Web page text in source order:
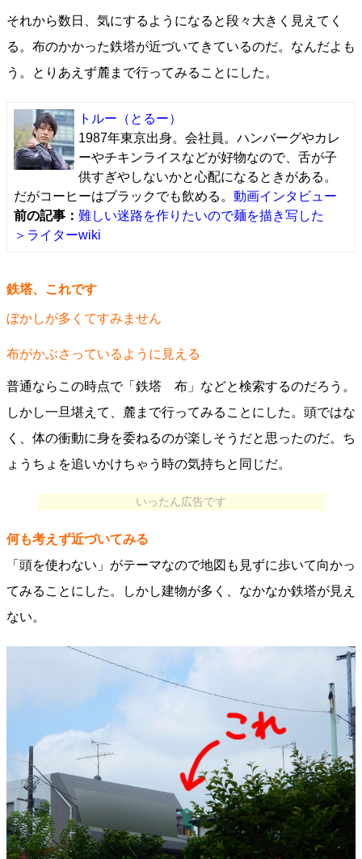
それから数日、気にするようになると段々大きく見えてく
る。布のかかった鉄塔が近づいてきているのだ。なんだよも
う。とりあえず麓まで行ってみることにした。
トルー （とるー）
1987年東京出身。会社員。ハンバーグやカレ
ーやチキンライスなどが好物なので、舌が子
供すぎやしないかと心配になるときがある。
だがコーヒーはブラックでも飲める。 動画インタビュー
前の記事： 難しい迷路を作りたいので麺を描き写した
＞ライターwiki
鉄塔、これです
ぼかしが多くてすみません
布がかぶさっているように見える
普通ならこの時点で「鉄塔 布」などと検索するのだろう。
しかし一旦堪えて、麓まで行ってみることにした。頭ではな
く、体の衝動に身を委ねるのが楽しそうだと思ったのだ。ち
ょうちょを追いかけちゃう時の気持ちと同じだ。
いったん広告です
何も考えず近づいてみる
「頭を使わない」がテーマなので地図も見ずに歩いて向かっ
てみることにした。しかし建物が多く、なかなか鉄塔が見え
ない。